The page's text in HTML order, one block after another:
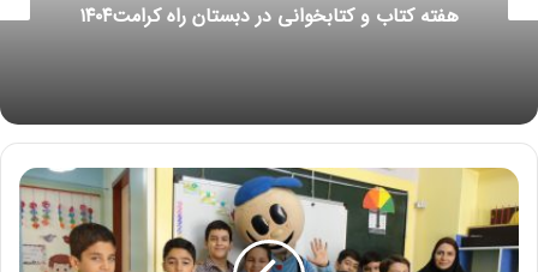
هفته کتاب و کتابخوانی در دبستان راه کرامت۱۴۰۴